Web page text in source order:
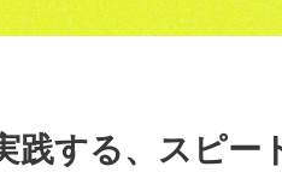
践する、スピー